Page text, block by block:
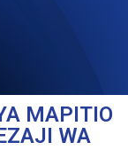
MAPITIO
WA